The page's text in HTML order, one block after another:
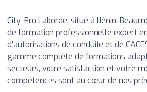
City-Pro Laborde, situé à Hénin-
de formation professionnelle expert
d'autorisations de conduite et de
gamme complète de formations
secteurs, votre satisfaction et votre
compétences sont au cœur de nos